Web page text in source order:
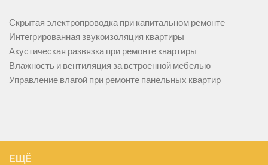
Скрытая электропроводка при капитальном ремонте
Интегрированная звукоизоляция квартиры
Акустическая развязка при ремонте квартиры
Влажность и вентиляция за встроенной мебелью
Управление влагой при ремонте панельных квартир
ЕЩЁ